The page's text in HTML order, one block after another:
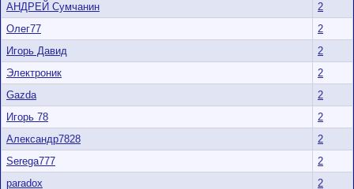
АНДРЕЙ Сумчанин
2
Олег77
2
Игорь Давид
2
Электроник
2
Gazda
2
Игорь 78
2
Александр7828
2
Serega777
2
paradox
2